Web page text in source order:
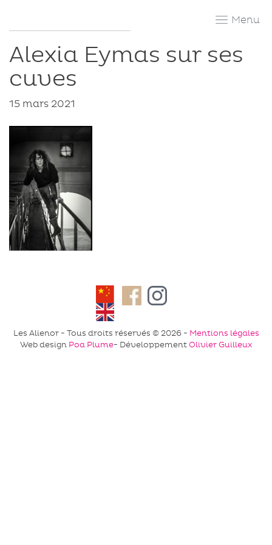
Alexia Eymas sur ses
cuves
15 mars 2021
Facebook
Les Alienor - Tous droits réservés © 2026 - Mentions légales
Web design Poa Plume- Développement Olivier Guilleux